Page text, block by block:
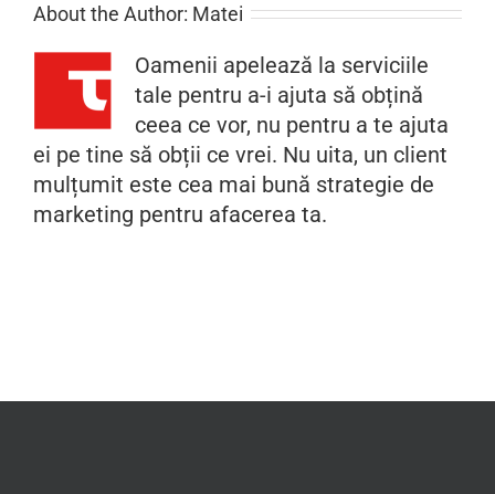
About the Author: Matei
Oamenii apelează la serviciile
tale pentru a-i ajuta să obțină
ceea ce vor, nu pentru a te ajuta
ei pe tine să obții ce vrei. Nu uita, un client
mulțumit este cea mai bună strategie de
marketing pentru afacerea ta.